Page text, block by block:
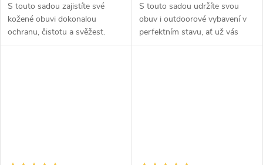
S touto sadou zajistíte své
kožené obuvi dokonalou
ochranu, čistotu a svěžest.
Impregnace INPRODUCTS
S touto sadou udržíte svou
obuv i outdoorové vybavení v
perfektním stavu, ať už vás
cesty zavedou kamkoli.